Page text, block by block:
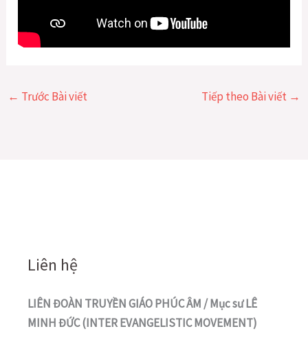
← Trước Bài viết Tiếp theo Bài viết →
Liên hệ
LIÊN ĐOÀN TRUYỀN GIÁO PHÚC ÂM / Mục sư LÊ
MINH ĐỨC (INTER EVANGELISTIC MOVEMENT)